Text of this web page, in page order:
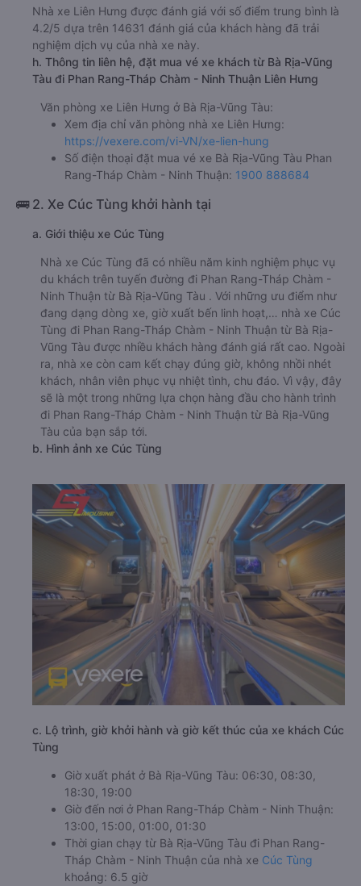
Nhà xe Liên Hưng được đánh giá với số điểm trung bình là
4.2/5 dựa trên 14631 đánh giá của khách hàng đã trải
nghiệm dịch vụ của nhà xe này.
h. Thông tin liên hệ, đặt mua vé xe khách từ Bà Rịa-Vũng
Tàu đi Phan Rang-Tháp Chàm - Ninh Thuận Liên Hưng
Văn phòng xe Liên Hưng ở Bà Rịa-Vũng Tàu:
Xem địa chỉ văn phòng nhà xe Liên Hưng:
https://vexere.com/vi-VN/xe-lien-hung
Số điện thoại đặt mua vé xe Bà Rịa-Vũng Tàu Phan
Rang-Tháp Chàm - Ninh Thuận: 1900 888684
🚌 2. Xe Cúc Tùng khởi hành tại
a. Giới thiệu xe Cúc Tùng
Nhà xe Cúc Tùng đã có nhiều năm kinh nghiệm phục vụ
du khách trên tuyến đường đi Phan Rang-Tháp Chàm -
Ninh Thuận từ Bà Rịa-Vũng Tàu . Với những ưu điểm như
đang dạng dòng xe, giờ xuất bến linh hoạt,… nhà xe Cúc
Tùng đi Phan Rang-Tháp Chàm - Ninh Thuận từ Bà Rịa-
Vũng Tàu được nhiều khách hàng đánh giá rất cao. Ngoài
ra, nhà xe còn cam kết chạy đúng giờ, không nhồi nhét
khách, nhân viên phục vụ nhiệt tình, chu đáo. Vì vậy, đây
sẽ là một trong những lựa chọn hàng đầu cho hành trình
đi Phan Rang-Tháp Chàm - Ninh Thuận từ Bà Rịa-Vũng
Tàu của bạn sắp tới.
b. Hình ảnh xe Cúc Tùng
c. Lộ trình, giờ khởi hành và giờ kết thúc của xe khách Cúc
Tùng
Giờ xuất phát ở Bà Rịa-Vũng Tàu: 06:30, 08:30,
18:30, 19:00
Giờ đến nơi ở Phan Rang-Tháp Chàm - Ninh Thuận:
13:00, 15:00, 01:00, 01:30
Thời gian chạy từ Bà Rịa-Vũng Tàu đi Phan Rang-
Tháp Chàm - Ninh Thuận của nhà xe Cúc Tùng
khoảng: 6.5 giờ